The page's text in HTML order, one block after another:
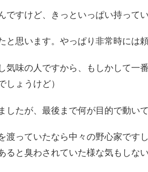
ですけど、きっといっぱい持って
と思います。やっぱり非常時には
気味の人ですから、もしかして一
しょうけど）
したが、最後まで何が目的で動い
渡っていたなら中々の野心家です
ると臭わされていた様な気もしな